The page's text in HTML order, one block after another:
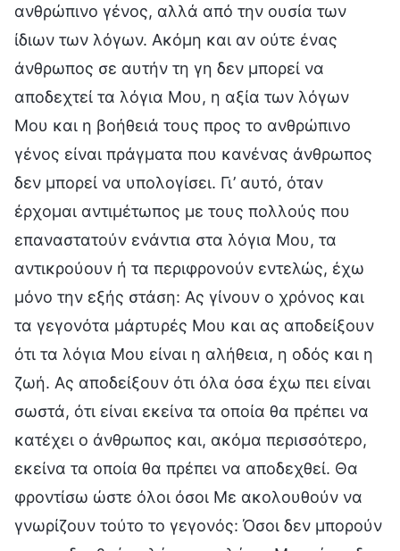
ανθρώπινο γένος, αλλά από την ουσία των
ίδιων των λόγων. Ακόμη και αν ούτε ένας
άνθρωπος σε αυτήν τη γη δεν μπορεί να
αποδεχτεί τα λόγια Μου, η αξία των λόγων
Μου και η βοήθειά τους προς το ανθρώπινο
γένος είναι πράγματα που κανένας άνθρωπος
δεν μπορεί να υπολογίσει. Γι’ αυτό, όταν
έρχομαι αντιμέτωπος με τους πολλούς που
επαναστατούν ενάντια στα λόγια Μου, τα
αντικρούουν ή τα περιφρονούν εντελώς, έχω
μόνο την εξής στάση: Ας γίνουν ο χρόνος και
τα γεγονότα μάρτυρές Μου και ας αποδείξουν
ότι τα λόγια Μου είναι η αλήθεια, η οδός και η
ζωή. Ας αποδείξουν ότι όλα όσα έχω πει είναι
σωστά, ότι είναι εκείνα τα οποία θα πρέπει να
κατέχει ο άνθρωπος και, ακόμα περισσότερο,
εκείνα τα οποία θα πρέπει να αποδεχθεί. Θα
φροντίσω ώστε όλοι όσοι Με ακολουθούν να
γνωρίζουν τούτο το γεγονός: Όσοι δεν μπορούν